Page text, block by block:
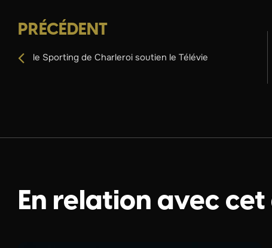
PRÉCÉDENT
le Sporting de Charleroi soutien le Télévie
En relation avec